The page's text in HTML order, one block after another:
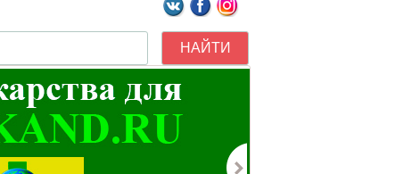
Мы ВКонтакте
Мы на Facebook
Мы в Instagramm